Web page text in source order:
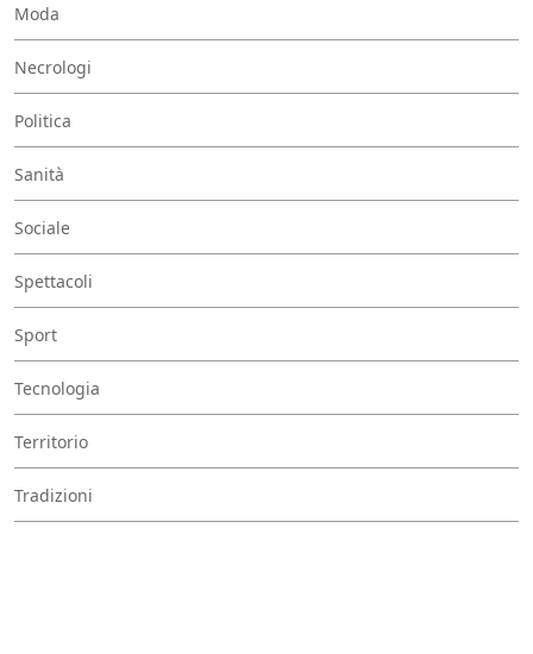
Moda
Necrologi
Politica
Sanità
Sociale
Spettacoli
Sport
Tecnologia
Territorio
Tradizioni